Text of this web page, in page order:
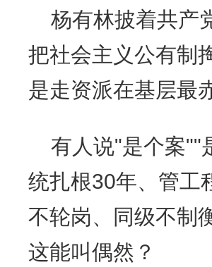
杨有林披着共产
把社会主义公有
是走资派在基层最
有人说"是个案""
统扎根30年、管工
不轮岗、同级不
这能叫偶然？